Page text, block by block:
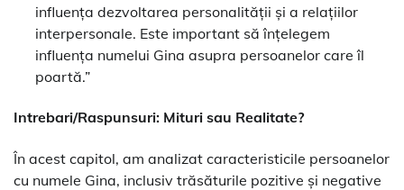
influența dezvoltarea personalității și a relațiilor
interpersonale. Este important să înțelegem
influența numelui Gina asupra persoanelor care îl
poartă.”
Intrebari/Raspunsuri: Mituri sau Realitate?
În acest capitol, am analizat caracteristicile persoanelor
cu numele Gina, inclusiv trăsăturile pozitive și negative